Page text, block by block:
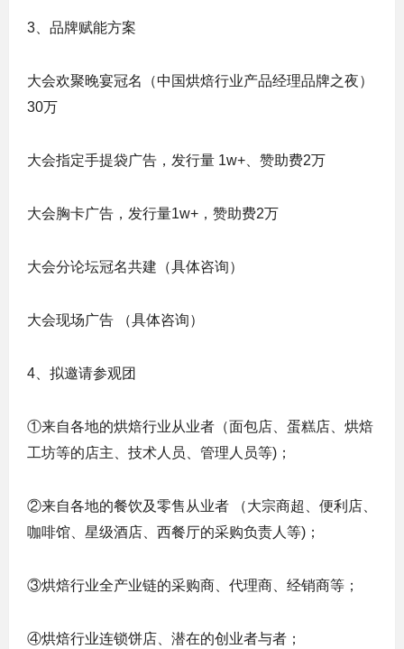
3、品牌赋能方案
大会欢聚晚宴冠名（中国烘焙行业产品经理品牌之夜）
30万
大会指定手提袋广告，发行量 1w+、赞助费2万
大会胸卡广告，发行量1w+，赞助费2万
大会分论坛冠名共建（具体咨询）
大会现场广告 （具体咨询）
4、拟邀请参观团
①来自各地的烘焙行业从业者（面包店、蛋糕店、烘焙
工坊等的店主、技术人员、管理人员等)；
②来自各地的餐饮及零售从业者 （大宗商超、便利店、
咖啡馆、星级酒店、西餐厅的采购负责人等)；
③烘焙行业全产业链的采购商、代理商、经销商等；
④烘焙行业连锁饼店、潜在的创业者与者；